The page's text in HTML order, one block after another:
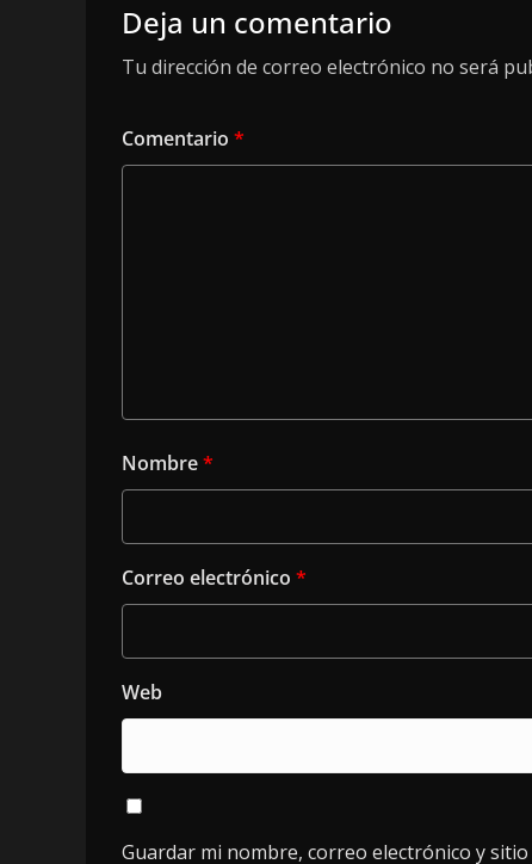
Deja un comentario
Tu dirección de correo electrónico no será
Comentario *
Nombre*
Correo electrónico *
Web
Guardar mi nombre, correo electrónico y